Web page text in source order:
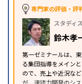
※2023年10月調査。小
専門家の評価・評
スタディ
鈴木孝
第一ゼミナールは、
る集団指導をメイン
ので、売上や近況な
が、速読力開発のシ